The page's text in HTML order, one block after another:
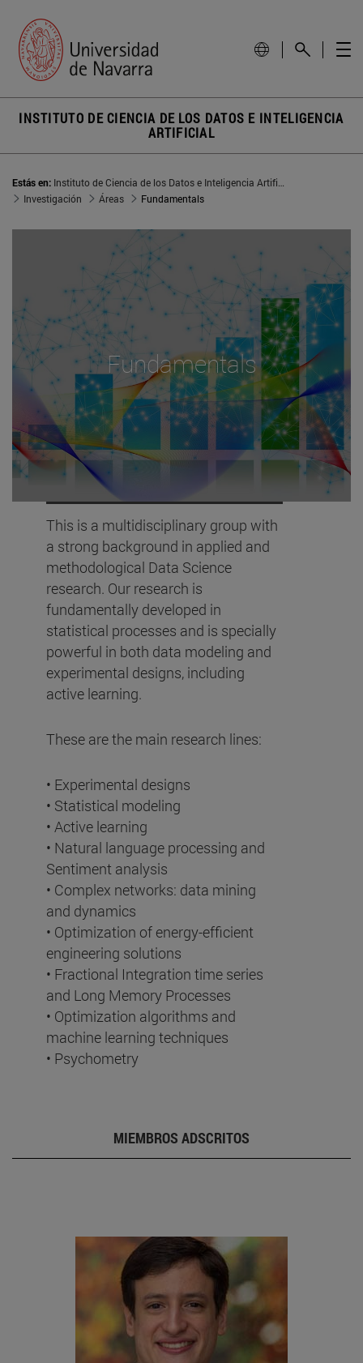
INSTITUTO DE CIENCIA DE LOS DATOS E INTELIGENCIA
ARTIFICIAL
Estás en:
Investigación
Áreas Fundamentals
Fundamentals
This is a multidisciplinary group with
a strong background in applied and
methodological Data Science
research. Our research is
fundamentally developed in
statistical processes and is specially
powerful in both data modeling and
experimental designs, including
active learning.
These are the main research lines:
• Experimental designs
• Statistical modeling
• Active learning
• Natural language processing and
Sentiment analysis
• Complex networks: data mining
and dynamics
• Optimization of energy-efficient
engineering solutions
• Fractional Integration time series
and Long Memory Processes
• Optimization algorithms and
machine learning techniques
• Psychometry
MIEMBROS ADSCRITOS